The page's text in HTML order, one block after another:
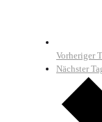
Vorheriger
Nächster